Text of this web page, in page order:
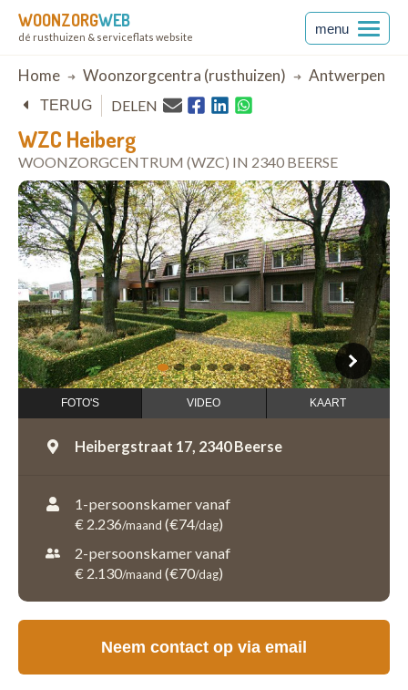
WOONZORGWEB
dé rusthuizen & serviceflats website
menu
Breadcrumb
Home Woonzorgcentra (rusthuizen) Antwerpen
WZC Heiberg
WOONZORGCENTRUM (WZC) IN 2340 BEERSE
TERUG DELEN
1 2 3 4 5 6
open in Google Maps
FOTO'S VIDEO KAART
Heibergstraat 17, 2340 Beerse
1-persoonskamer vanaf
€ 2.236/maand (€74/dag)
2-persoonskamer vanaf
€ 2.130/maand (€70/dag)
Neem contact op via email